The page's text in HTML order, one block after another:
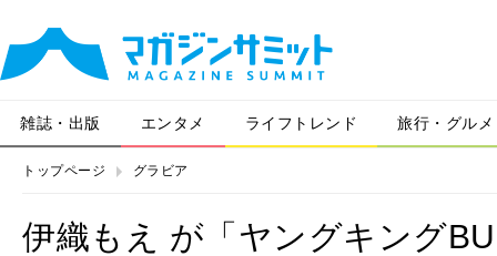
雑誌・出版 エンタメ ライフトレンド 旅行・グルメ
トップページ グラビア
伊織もえ が「ヤングキング